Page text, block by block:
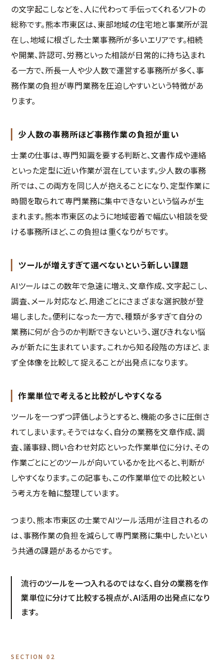
の文字起こしなどを、人に代わって手伝ってくれるソフトの
総称です。熊本市東区は、東部地域の住宅地と事業所が混
在し、地域に根ざした士業事務所が多いエリアです。相続
や開業、許認可、労務といった相談が日常的に持ち込まれ
る一方で、所長一人や少人数で運営する事務所が多く、事
務作業の負担が専門業務を圧迫しやすいという特徴があ
ります。
少人数の事務所ほど事務作業の負担が重い
士業の仕事は、専門知識を要する判断と、文書作成や連絡
といった定型に近い作業が混在しています。少人数の事務
所では、この両方を同じ人が抱えることになり、定型作業に
時間を取られて専門業務に集中できないという悩みが生
まれます。熊本市東区のように地域密着で幅広い相談を受
ける事務所ほど、この負担は重くなりがちです。
ツールが増えすぎて選べないという新しい課題
AIツールはこの数年で急速に増え、文章作成、文字起こし、
調査、メール対応など、用途ごとにさまざまな選択肢が登
場しました。便利になった一方で、種類が多すぎて自分の
業務に何が合うのか判断できないという、選びきれない悩
みが新たに生まれています。これから知る段階の方ほど、ま
ず全体像を比較して捉えることが出発点になります。
作業単位で考えると比較がしやすくなる
ツールを一つずつ評価しようとすると、機能の多さに圧倒さ
れてしまいます。そうではなく、自分の業務を文章作成、調
査、議事録、問い合わせ対応といった作業単位に分け、その
作業ごとにどのツールが向いているかを比べると、判断が
しやすくなります。この記事も、この作業単位での比較とい
う考え方を軸に整理しています。
つまり、熊本市東区の士業でAIツール活用が注目されるの
は、事務作業の負担を減らして専門業務に集中したいとい
う共通の課題があるからです。
流行のツールを一つ入れるのではなく、自分の業務を作
業単位に分けて比較する視点が、AI活用の出発点になり
ます。
SECTION 02